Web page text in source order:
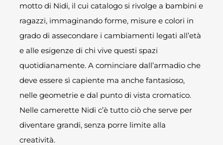
motto di Nidi, il cui catalogo si rivolge a bambini e
ragazzi, immaginando forme, misure e colori in
grado di assecondare i cambiamenti legati all’età
e alle esigenze di chi vive questi spazi
quotidianamente. A cominciare dall’armadio che
deve essere sì capiente ma anche fantasioso,
nelle geometrie e dal punto di vista cromatico.
Nelle camerette Nidi c’è tutto ciò che serve per
diventare grandi, senza porre limite alla
creatività.